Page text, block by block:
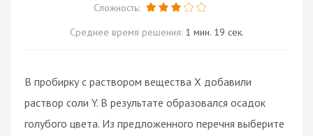
Сложность:
Среднее время решения: 1 мин. 19 сек.
В пробирку с раствором вещества X добавили
раствор соли Y. В результате образовался осадок
голубого цвета. Из предложенного перечня выберите